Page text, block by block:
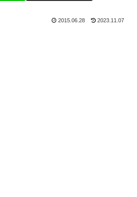
2015.06.28 2023.11.07